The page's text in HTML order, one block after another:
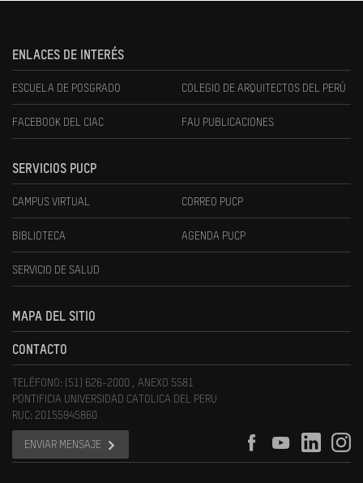
ENLACES DE INTERÉS
ESCUELA DE POSGRADO COLEGIO DE ARQUITECTOS DEL PERÚ
FACEBOOK DEL CIAC FAU PUBLICACIONES
SERVICIOS PUCP
CAMPUS VIRTUAL CORREO PUCP
BIBLIOTECA AGENDA PUCP
SERVICIO DE SALUD
MAPA DEL SITIO
CONTACTO
TELÉFONO: (51) 626-2000 , ANEXO 5581
PONTIFICIA UNIVERSIDAD CATOLICA DEL PERU
RUC: 20155945860
ENVIAR MENSAJE